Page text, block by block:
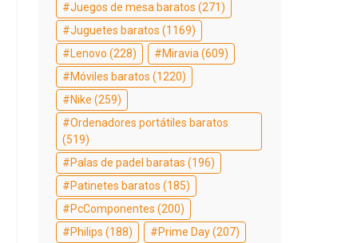
Juegos de mesa baratos (271)
Juguetes baratos (1169)
Lenovo (228) Miravia (609)
Móviles baratos (1220)
Nike (259)
Ordenadores portátiles baratos
(519)
Palas de padel baratas (196)
Patinetes baratos (185)
PcComponentes (200)
Philips (188) Prime Day(207)